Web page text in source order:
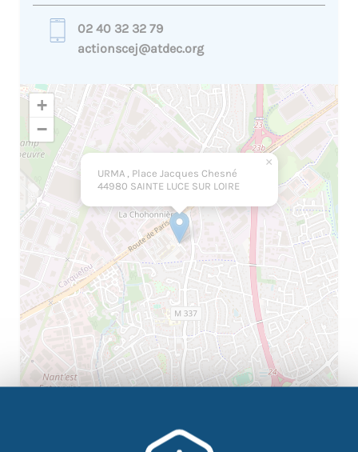
02 40 32 32 79
actionscej@atdec.org
URMA , Place Jacques Chesné
44980 SAINTE LUCE SUR LOIRE
×
+
−